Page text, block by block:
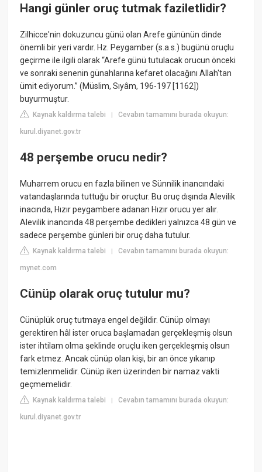
Hangi günler oruç tutmak faziletlidir?
Zilhicce'nin dokuzuncu günü olan Arefe gününün dinde
önemli bir yeri vardır. Hz. Peygamber (s.a.s.) bugünü oruçlu
geçirme ile ilgili olarak “Arefe günü tutulacak orucun önceki
ve sonraki senenin günahlarına kefaret olacağını Allah'tan
ümit ediyorum.” (Müslim, Sıyâm, 196-197 [1162])
buyurmuştur.
Kaynak kaldırma talebi |Cevabın tamamını burada okuyun:
kurul.diyanet.gov.tr
48 perşembe orucu nedir?
Muharrem orucu en fazla bilinen ve Sünnilik inancındaki
vatandaşlarında tuttuğu bir oruçtur. Bu oruç dışında Alevilik
inacında, Hızır peygambere adanan Hızır orucu yer alır.
Alevilik inancında 48 perşembe dedikleri yalnızca 48 gün ve
sadece perşembe günleri bir oruç daha tutulur.
Kaynak kaldırma talebi |Cevabın tamamını burada okuyun:
mynet.com
Cünüp olarak oruç tutulur mu?
Cünüplük oruç tutmaya engel değildir. Cünüp olmayı
gerektiren hâl ister oruca başlamadan gerçekleşmiş olsun
ister ihtilam olma şeklinde oruçlu iken gerçekleşmiş olsun
fark etmez. Ancak cünüp olan kişi, bir an önce yıkanıp
temizlenmelidir. Cünüp iken üzerinden bir namaz vakti
geçmemelidir.
Kaynak kaldırma talebi |Cevabın tamamını burada okuyun:
kurul.diyanet.gov.tr